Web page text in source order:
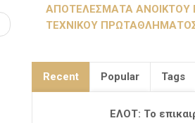
ΑΠΟΤΕΛΕΣΜΑΤΑ ΑΝΟΙΚΤΟΥ
ΤΕΧΝΙΚΟΥ
Recent Popular Tags
ΕΛΟΤ: Το